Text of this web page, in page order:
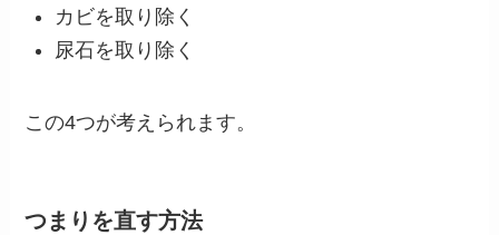
カビを取り除く
尿石を取り除く
この4つが考えられます。
つまりを直す方法